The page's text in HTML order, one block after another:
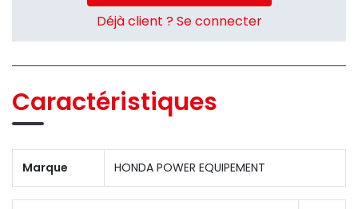
Déjà client ? Se connecter
Caractéristiques
Marque HONDA POWER EQUIPEMENT